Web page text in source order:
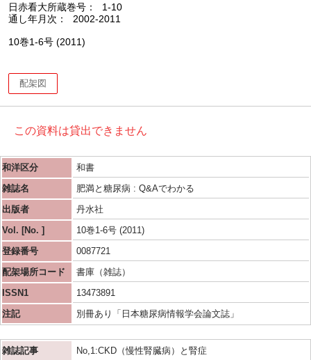
日赤看大所蔵巻号
1-10
通し年月次
2002-2011
10巻1-6号 (2011)
配架図
この資料は貸出できません
和洋区分
和書
雑誌名
肥満と糖尿病 : Q&Aでわかる
出版者
丹水社
Vol. [No. ]
10巻1-6号 (2011)
登録番号
0087721
配架場所コード
書庫（雑誌）
ISSN1
13473891
注記
別冊あり「日本糖尿病情報学会論文誌」
雑誌記事 No,1:CKD（慢性腎臓病）と腎症